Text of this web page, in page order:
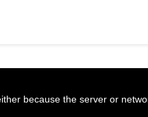
because the server or